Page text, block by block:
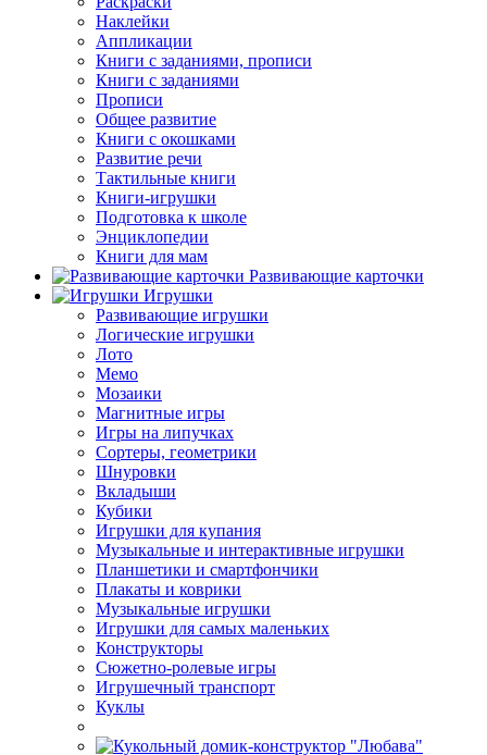
Наклейки
Аппликации
Книги с заданиями, прописи
Книги с заданиями
Прописи
Общее развитие
Книги с окошками
Развитие речи
Тактильные книги
Книги-игрушки
Подготовка к школе
Энциклопедии
Книги для мам
Развивающие карточки
Игрушки
Развивающие игрушки
Логические игрушки
Лото
Мемо
Мозаики
Магнитные игры
Игры на липучках
Сортеры, геометрики
Шнуровки
Вкладыши
Кубики
Игрушки для купания
Музыкальные и интерактивные игрушки
Планшетики и смартфончики
Плакаты и коврики
Музыкальные игрушки
Игрушки для самых маленьких
Конструкторы
Сюжетно-ролевые игры
Игрушечный транспорт
Куклы